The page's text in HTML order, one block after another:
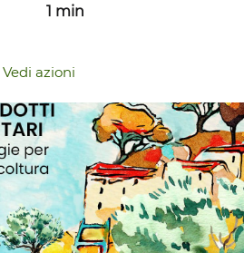
1 min
Vedi azioni